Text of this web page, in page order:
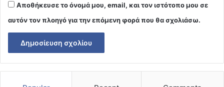
Αποθήκευσε το όνομά μου, email, και τον ιστότοπο μου σε
αυτόν τον πλοηγό για την επόμενη φορά που θα σχολιάσω.